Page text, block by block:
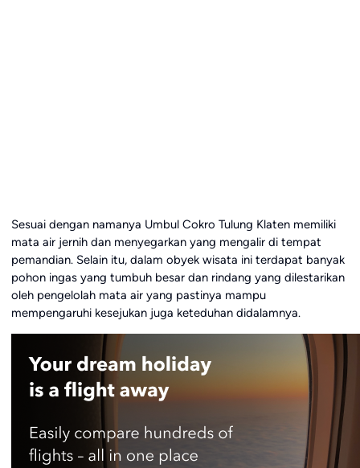
Sesuai dengan namanya Umbul Cokro Tulung Klaten memiliki
mata air jernih dan menyegarkan yang mengalir di tempat
pemandian. Selain itu, dalam obyek wisata ini terdapat banyak
pohon ingas yang tumbuh besar dan rindang yang dilestarikan
oleh pengelolah mata air yang pastinya mampu
mempengaruhi kesejukan juga keteduhan didalamnya.